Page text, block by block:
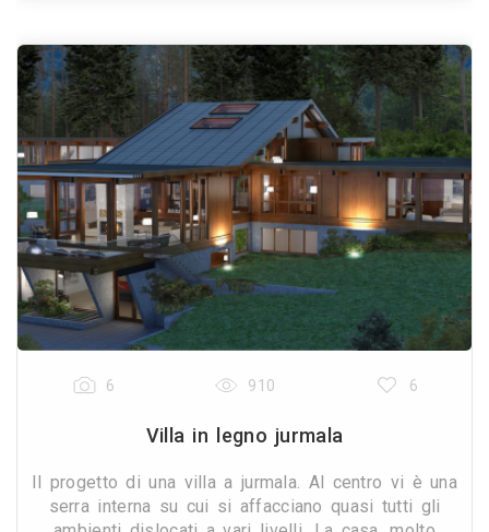
6 910 6
Villa in legno jurmala
Il progetto di una villa a jurmala. Al centro vi è una
serra interna su cui si affacciano quasi tutti gli